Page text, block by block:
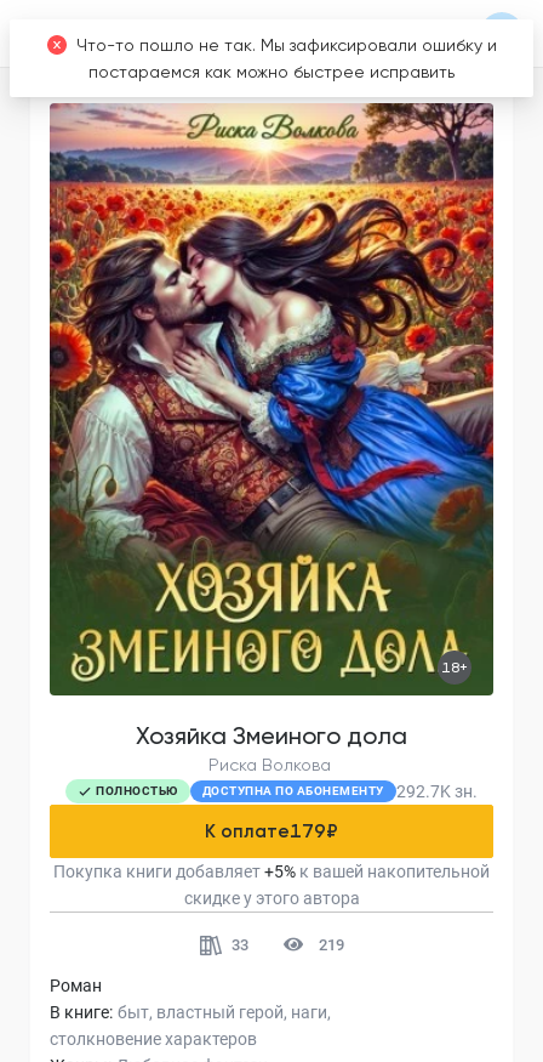
18+
Хозяйка Змеиного дола
Риска Волкова
ПОЛНОСТЬЮ ДОСТУПНА ПО АБОНЕМЕНТУ 292.7K зн.
К оплате179₽
Покупка книги добавляет+5% к вашей накопительной
скидке у этого автора
33 219
Роман
В книге: быт властный герой наги
столкновение характеров
Что-то пошло не так. Мы зафиксировали ошибку и
постараемся как можно быстрее исправить